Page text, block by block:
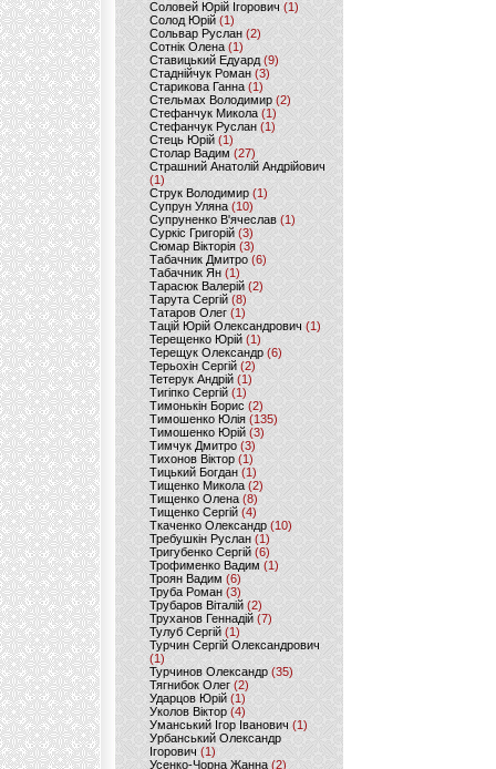
Соловей Юрій Ігорович (1)
Солод Юрій (1)
Сольвар Руслан (2)
Сотнік Олена(1)
Ставицький Едуард (9)
Стаднійчук Роман(3)
Старикова Ганна (1)
Стельмах Володимир(2)
Стефанчук Микола (1)
Стефанчук Руслан (1)
Стець Юрій (1)
Столар Вадим(27)
Страшний Анатолій Андрійович
(1)
Струк Володимир (1)
Супрун Уляна (10)
Супруненко В'ячеслав (1)
Суркіс Григорій (3)
Сюмар Вікторія (3)
Табачник Дмитро (6)
Табачник Ян(1)
Тарасюк Валерій (2)
Тарута Сергій (8)
Татаров Олег(1)
Тацій Юрій Олександрович(1)
Терещенко Юрій(1)
Терещук Олександр(6)
Терьохін Сергій (2)
Тетерук Андрій (1)
Тигіпко Сергій(1)
Тимонькін Борис (2)
Тимошенко Юлія (135)
Тимошенко Юрій(3)
Тимчук Дмитро (3)
Тихонов Віктор (1)
Тицький Богдан (1)
Тищенко Микола (2)
Тищенко Олена (8)
Тищенко Сергій (4)
Ткаченко Олександр (10)
Требушкін Руслан (1)
Тригубенко Сергій(6)
Трофименко Вадим (1)
Троян Вадим (6)
Труба Роман(3)
Трубаров Віталій (2)
Труханов Геннадій (7)
Тулуб Сергій(1)
Турчин Сергій Олександрович
(1)
Турчинов Олександр(35)
Тягнибок Олег (2)
Ударцов Юрій (1)
Уколов Віктор(4)
Уманський Ігор Іванович(1)
Урбанський Олександр
Ігорович (1)
Усенко-Чорна Жанна (2)